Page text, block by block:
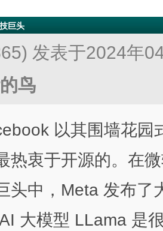
巨头
发表于2024年
鸟
以其围墙花园
热衷于开源的。在
头中，Meta 发布了
大模型 LLama 是